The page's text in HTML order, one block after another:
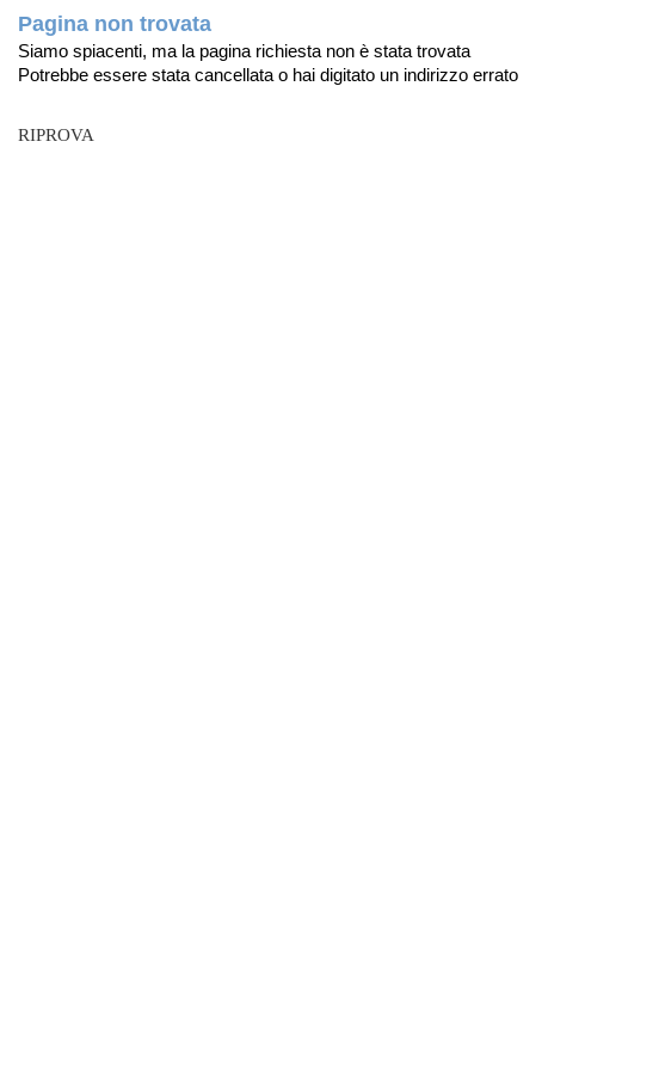
Pagina non trovata
Siamo spiacenti, ma la pagina richiesta non è stata trovata
Potrebbe essere stata cancellata o hai digitato un indirizzo errato
RIPROVA